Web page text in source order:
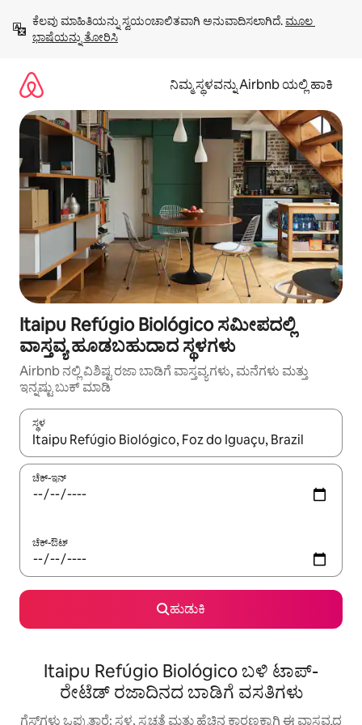
ಹೋಗಿ
ಕೆಲವು ಮಾಹಿತಿಯನ್ನು ಸ್ವಯಂಚಾಲಿತವಾಗಿ ಅನುವಾದಿಸಲಾಗಿದೆ. ಮೂಲ
ಭಾಷೆಯನ್ನು ತೋರಿಸಿ
ನಿಮ್ಮ ಸ್ಥಳವನ್ನು Airbnb ಯಲ್ಲಿ ಹಾಕಿ
Itaipu Refúgio Biológico ಸಮೀಪದಲ್ಲಿ
ವಾಸ್ತವ್ಯ ಹೂಡಬಹುದಾದ ಸ್ಥಳಗಳು
Airbnb ನಲ್ಲಿ ವಿಶಿಷ್ಟ ರಜಾ ಬಾಡಿಗೆ ವಾಸ್ತವ್ಯಗಳು, ಮನೆಗಳು ಮತ್ತು
ಇನ್ನಷ್ಟು ಬುಕ್ ಮಾಡಿ
ಸ್ಥಳ
ಫಲಿತಾಂಶಗಳು ಲಭ್ಯವಿರುವಾಗ, ಅಪ್ ಮತ್ತು ಡೌನ್ ಬಾಣದ ಕೀಲಿಗಳೊಂದಿಗೆ
ಚೆಕ್-ಇನ್
ಚೆಕ್-ಔಟ್
ಹುಡುಕಿ
Itaipu Refúgio Biológico ಬಳಿ ಟಾಪ್-
ರೇಟೆಡ್ ರಜಾದಿನದ ಬಾಡಿಗೆ ವಸತಿಗಳು
ಗೆಸ್ಟ್‌ಗಳು ಒಪ್ಪುತ್ತಾರೆ: ಸ್ಥಳ, ಸ್ವಚ್ಛತೆ ಮತ್ತು ಹೆಚ್ಚಿನ ಕಾರಣಕ್ಕಾಗಿ ಈ ವಾಸ್ತವ್ಯದ